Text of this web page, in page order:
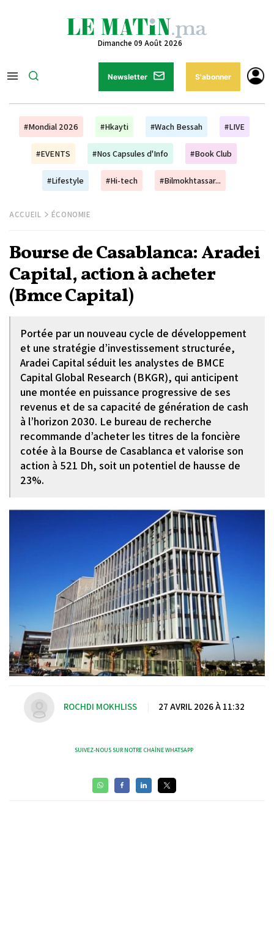
Dimanche 09 Août 2026
Newsletter S'abonner
#Mondial 2026 #Hkayti #Wach Bessah #LIVE
#EVENTS #Nos Capsules d'Info #Book Club
#Lifestyle #Hi-tech #Bilmokhtassar...
ACCUEIL ÉCONOMIE
Bourse de Casablanca: Aradei
Capital, action à acheter
(Bmce Capital)
Portée par un nouveau cycle de développement
et une stratégie d’investissement structurée,
Aradei Capital séduit les analystes de BMCE
Capital Global Research (BKGR), qui anticipent
une montée en puissance progressive de ses
revenus et de sa capacité de génération de cash
à l’horizon 2030. Le bureau de recherche
recommande d’acheter les titres de la foncière
cotée à la Bourse de Casablanca et valorise son
action à 521 Dh, soit un potentiel de hausse de
23%.
ROCHDI MOKHLISS 27 AVRIL 2026 À 11:32
SUIVEZ-NOUS SUR NOTRE CHAÎNE WHATSAPP